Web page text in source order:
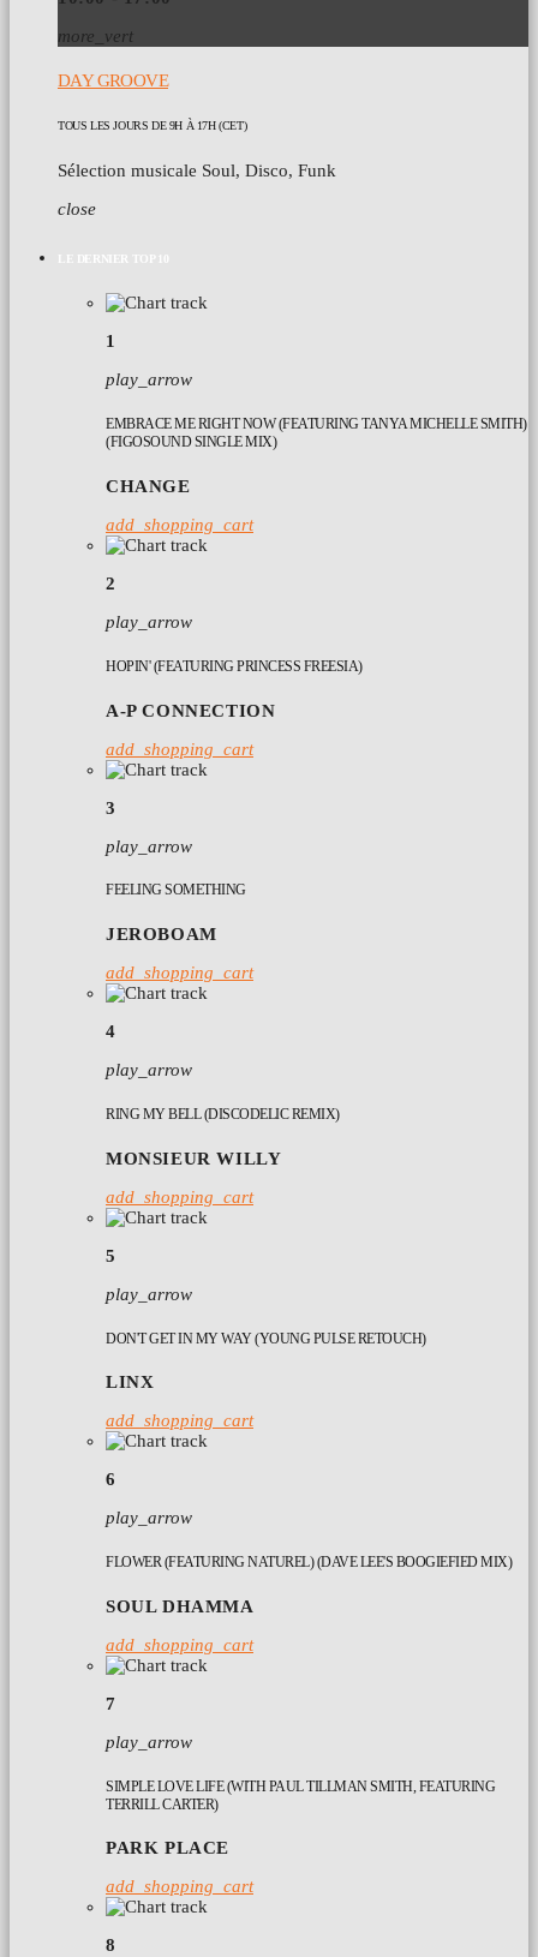
more_vert
DAY GROOVE
TOUS LES JOURS DE 9H À 17H (CET)
Sélection musicale Soul, Disco, Funk
close
LE DERNIER TOP 10
1
play_arrow
EMBRACE ME RIGHT NOW (FEATURING TANYA MICHELLE SMITH)
(FIGOSOUND SINGLE MIX)
CHANGE
add_shopping_cart
2
play_arrow
HOPIN' (FEATURING PRINCESS FREESIA)
A-P CONNECTION
add_shopping_cart
3
play_arrow
FEELING SOMETHING
JEROBOAM
add_shopping_cart
4
play_arrow
RING MY BELL (DISCODELIC REMIX)
MONSIEUR WILLY
add_shopping_cart
5
play_arrow
DON'T GET IN MY WAY (YOUNG PULSE RETOUCH)
LINX
add_shopping_cart
6
play_arrow
FLOWER (FEATURING NATUREL) (DAVE LEE'S BOOGIEFIED MIX)
SOUL DHAMMA
add_shopping_cart
7
play_arrow
SIMPLE LOVE LIFE (WITH PAUL TILLMAN SMITH, FEATURING
TERRILL CARTER)
PARK PLACE
add_shopping_cart
8